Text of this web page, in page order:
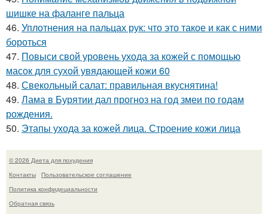
шишке на фаланге пальца
46. Уплотнения на пальцах рук: что это такое и как с ними
бороться
47. Повыси свой уровень ухода за кожей с помощью
масок для сухой увядающей кожи 60
48. Свекольный салат: правильная вкуснятина!
49. Лама в Бурятии дал прогноз на год змеи по годам
рождения.
50. Этапы ухода за кожей лица. Строение кожи лица
© 2026 Диета для похудения
Контакты
Пользовательское соглашение
Политика конфидециальности
Обратная связь